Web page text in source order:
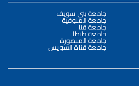
جامعة بني سويف
جامعة المنوفية
جامعة قنا
جامعة طنطا
جامعة المنصورة
جامعة قناة السويس